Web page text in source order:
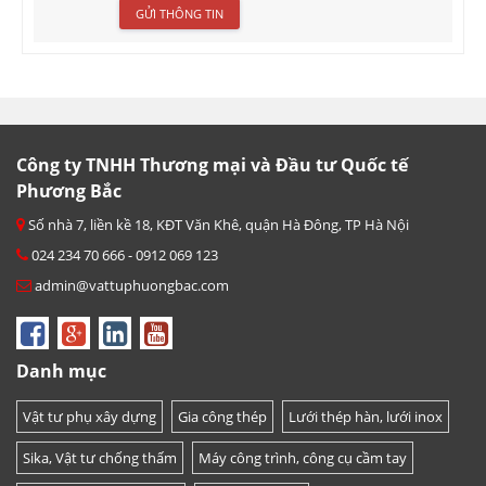
Công ty TNHH Thương mại và Đầu tư Quốc tế
Phương Bắc
Số nhà 7, liền kề 18, KĐT Văn Khê, quận Hà Đông, TP Hà Nội
024 234 70 666 - 0912 069 123
admin@vattuphuongbac.com
Danh mục
Vật tư phụ xây dựng Gia công thép Lưới thép hàn, lưới inox
Sika, Vật tư chống thấm Máy công trình, công cụ cầm tay